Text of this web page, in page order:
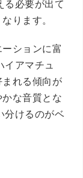
る必要が出て
ります。
ションに富
アマチュ
れる傾向が
な音質とな
分けるのがベ